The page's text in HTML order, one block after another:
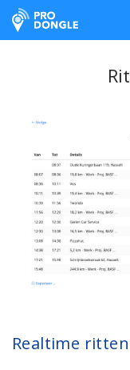
ProDongle
Realtime